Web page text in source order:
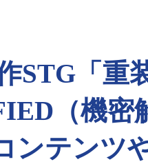
STG「重
（機密
ンテンツ